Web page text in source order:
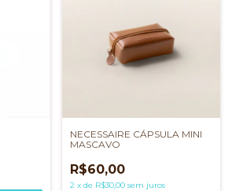
NECESSAIRE CÁPSULA MINI
MASCAVO
R$60,00
2 x de R$30,00 sem juros